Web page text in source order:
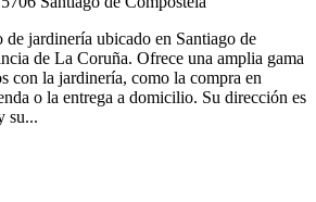
de jardinería ubicado en Santiago de
de La Coruña. Ofrece una amplia gama
con la jardinería, como la compra en
o la entrega a domicilio. Su dirección es
su...